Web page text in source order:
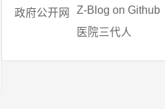
政府公开网
Z-Blog on Github
医院三代人